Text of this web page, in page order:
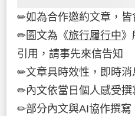
✏如為合作邀約文章，皆
✏圖文為《旅行履行中》
引用，請事先來信告知
✏文章具時效性，即時消
✏內文依當日個人感受撰
✏部分內文與AI協作撰寫